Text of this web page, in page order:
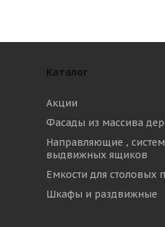
Каталог
Акции
Фасады из массива
Направляющие ,
выдвижных ящиков
Емкости для столовых
Шкафы и раздвижные